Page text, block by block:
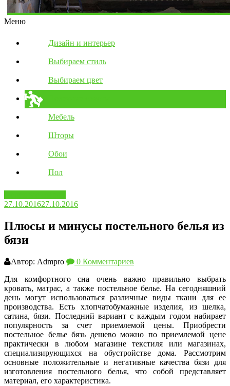
Меню
Дизайн и интерьер
Выбираем стиль
Выбираем цвет
Мебель
Шторы
Обои
Пол
27.10.201627.10.2016
Плюсы и минусы постельного белья из
бязи
Автор: Admpro
0 Комментариев
Для комфортного сна очень важно правильно выбрать
кровать, матрас, а также постельное белье. На сегодняшний
день могут использоваться различные виды ткани для ее
производства. Есть хлопчатобумажные изделия, из шелка,
сатина, бязи. Последний вариант с каждым годом набирает
популярность за счет приемлемой цены. Приобрести
постельное белье бязь дешево можно по приемлемой цене
практически в любом магазине текстиля или магазинах,
специализирующихся на обустройстве дома. Рассмотрим
основные положительные и негативные качества бязи для
изготовления постельного белья, что собой представляет
материал, его характеристика.